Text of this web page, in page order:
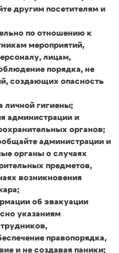
другим посетителям и
по отношению к
мероприятий,
лицам,
порядка, не
создающих опасность
личной гигиены;
администрации и
органов;
администрации и
органы о случаях
предметов,
возникновения
об эвакуации
указаниям
правопорядка,
и не создавая паники;